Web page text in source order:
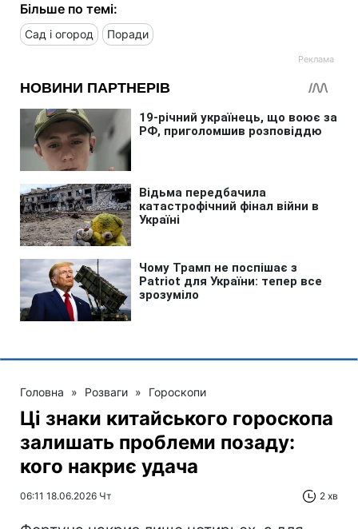
Більше по темі:
Сад і огород Поради
Головна » Розваги » Гороскопи
Ці знаки китайського гороскопа
залишать проблеми позаду:
кого накриє удача
06:11 18.06.2026 Чт 2 хв